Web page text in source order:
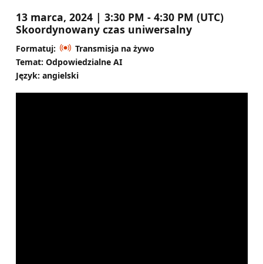
13 marca, 2024 | 3:30 PM - 4:30 PM (UTC)
Skoordynowany czas uniwersalny
Formatuj:
Transmisja na żywo
Temat: Odpowiedzialne AI
Język: angielski